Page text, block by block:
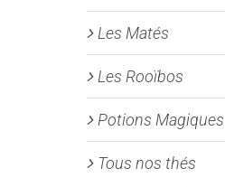
Les Matés
Les Rooïbos
Potions Magiques
Tous nos thés